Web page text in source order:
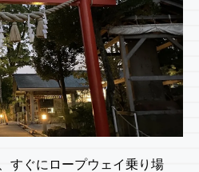
すぐにロープウェイ乗り場